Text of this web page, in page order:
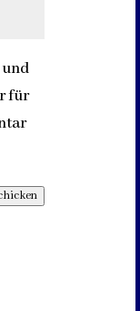
und
für